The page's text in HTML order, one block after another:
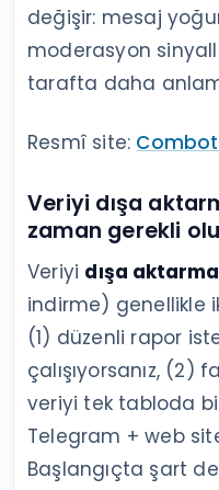
değişir: mesaj
moderasyon
tarafta daha
Resmî site: Combot
Veriyi dışa
zaman gerekli
Veriyi dışa aktarma
indirme) genellikle
(1) düzenli rapor
çalışıyorsanız, (2)
veriyi tek tabloda
Telegram + web
Başlangıçta şart